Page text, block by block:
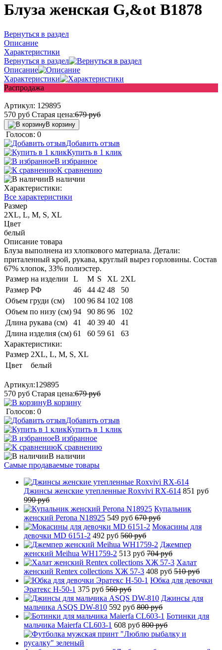
Блуза женская G,&ot B1878
Вернуться в раздел
Описание
Характеристики
Вернуться в раздел
Описание
Характеристики
Распродажа
Артикул: 129895
570 руб Старая цена:679руб
В корзину
Голосов: 0
Добавить отзыв
Купить в 1 клик
В избранное
К сравнению
В наличии
Характеристики:
Все характеристики
Размер
2XL, L, M, S, XL
Цвет
белый
Описание товара
Блуза выполнена из хлопкового материала. Детали:
приталенный крой, рукава, круглый вырез горловины. Состав
67% хлопок, 33% полиэстер.
Размер на изделии
L M S XL 2XL
Размер РФ
46 44 42 48
50
Объем груди (см)
100 96 84 102 108
Объем по низу (см) 94 90 86 96
102
Длина рукава (см)
41 40 39 40
41
Длина изделия (см) 61 60 59 61
63
Характеристики:
Размер 2XL, L, M, S, XL
Цвет
белый
Артикул:129895
570 руб Старая цена:679руб
В корзину
Голосов: 0
Добавить отзыв
Купить в 1 клик
В избранное
К сравнению
В наличии
Самые продаваемые товары
Джинсы женские утепленные Roxvivi RX-614 851 руб
990 руб
Купальник
женский Perona N18925 549 руб 670 руб
Мокасины для
девочки MD 6151-2 492 руб 560 руб
Джемпер
женский Meihua WH1759-2 513 руб 704 руб
Халат
женский Rentex collections ХЖ 57-3 408 руб 510 руб
Юбка для девочки
Эратекс H-50-1 375 руб 560 руб
Джинсы для
мальчика ASQS DW-810 592 руб 800 руб
Ботинки для
мальчика Maierfa CL603-1 608 руб 800 руб